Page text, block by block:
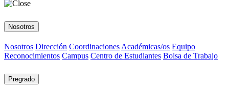
Nosotros
Nosotros Dirección Coordinaciones Académicas/os Equipo
Reconocimientos Campus Centro de Estudiantes Bolsa de Trabajo
Pregrado